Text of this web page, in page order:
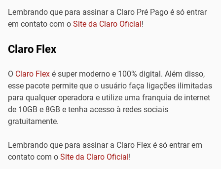
Lembrando que para assinar a Claro Pré Pago é só entrar
em contato com o Site da Claro Oficial!
Claro Flex
O Claro Flex é super moderno e 100% digital. Além disso,
esse pacote permite que o usuário faça ligações ilimitadas
para qualquer operadora e utilize uma franquia de internet
de 10GB e 8GB e tenha acesso à redes sociais
gratuitamente.
Lembrando que para assinar a Claro Flex é só entrar em
contato com o Site da Claro Oficial!